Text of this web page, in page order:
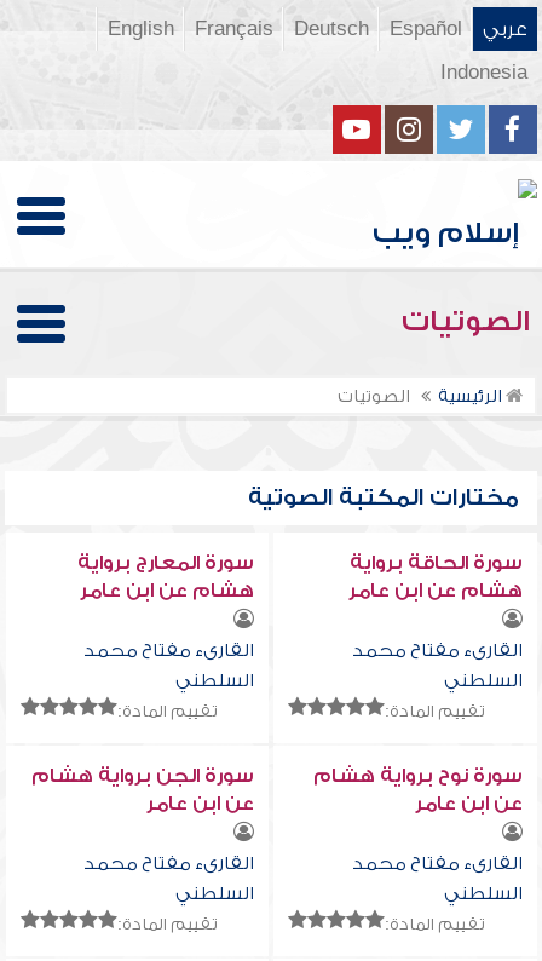
عربي Español
Deutsch
Français
English
Indonesia
الصوتيات
الرئيسية الصوتيات
مختارات المكتبة الصوتية
سورة الحاقة برواية
هشام عن ابن عامر
القارىء مفتاح محمد
السلطني
تقييم المادة:
سورة المعارج برواية
هشام عن ابن عامر
القارىء مفتاح محمد
السلطني
تقييم المادة:
سورة نوح برواية هشام
عن ابن عامر
القارىء مفتاح محمد
السلطني
تقييم المادة:
سورة الجن برواية هشام
عن ابن عامر
القارىء مفتاح محمد
السلطني
تقييم المادة: